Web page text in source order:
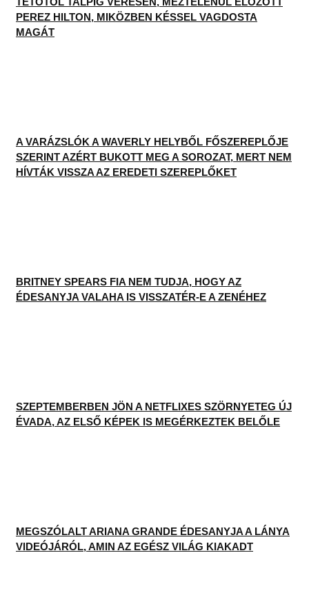
PEREZ HILTON, MIKÖZBEN KÉSSEL VAGDOSTA
MAGÁT
A VARÁZSLÓK A WAVERLY HELYBŐL FŐSZEREPLŐJE
SZERINT AZÉRT BUKOTT MEG A SOROZAT, MERT NEM
HÍVTÁK VISSZA AZ EREDETI SZEREPLŐKET
BRITNEY SPEARS FIA NEM TUDJA, HOGY AZ
ÉDESANYJA VALAHA IS VISSZATÉR-E A ZENÉHEZ
SZEPTEMBERBEN JÖN A NETFLIXES SZÖRNYETEG ÚJ
ÉVADA, AZ ELSŐ KÉPEK IS MEGÉRKEZTEK BELŐLE
MEGSZÓLALT ARIANA GRANDE ÉDESANYJA A LÁNYA
VIDEÓJÁRÓL, AMIN AZ EGÉSZ VILÁG KIAKADT